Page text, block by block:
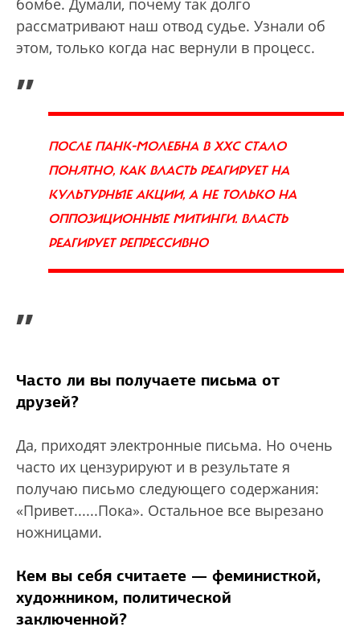
бомбе. Думали, почему так долго
рассматривают наш отвод судье. Узнали об
этом, только когда нас вернули в процесс.
„
ПОСЛЕ ПАНК-МОЛЕБНА В ХХС СТАЛО
ПОНЯТНО, КАК ВЛАСТЬ РЕАГИРУЕТ НА
КУЛЬТУРНЫЕ АКЦИИ, А НЕ ТОЛЬКО НА
ОППОЗИЦИОННЫЕ МИТИНГИ. ВЛАСТЬ
РЕАГИРУЕТ РЕПРЕССИВНО
”
Часто ли вы получаете письма от
друзей?
Да, приходят электронные письма. Но очень
часто их цензурируют и в результате я
получаю письмо следующего содержания:
«Привет......Пока». Остальное все вырезано
ножницами.
Кем вы себя считаете — феминисткой,
художником, политической
заключенной?